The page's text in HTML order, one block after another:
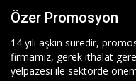
Özer Promosyon
14 yılı aşkın süredir,
firmamız, gerek ithalat
yelpazesi ile sektörde